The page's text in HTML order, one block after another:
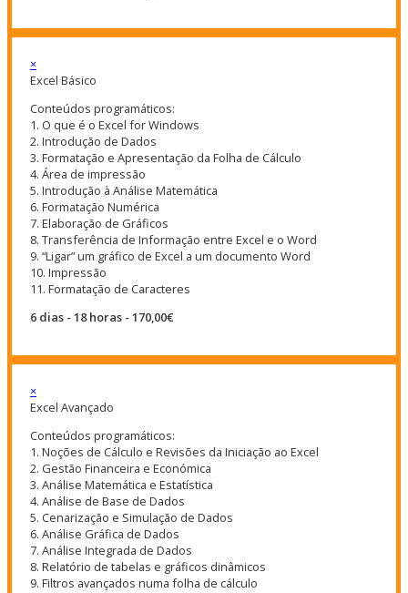
×
Excel Básico
Conteúdos programáticos:
1. O que é o Excel for Windows
2. Introdução de Dados
3. Formatação e Apresentação da Folha de Cálculo
4. Área de impressão
5. Introdução à Análise Matemática
6. Formatação Numérica
7. Elaboração de Gráficos
8. Transferência de Informação entre Excel e o Word
9. “Ligar” um gráfico de Excel a um documento Word
10. Impressão
11. Formatação de Caracteres
6 dias - 18 horas - 170,00€
×
Excel Avançado
Conteúdos programáticos:
1. Noções de Cálculo e Revisões da Iniciação ao Excel
2. Gestão Financeira e Económica
3. Análise Matemática e Estatística
4. Análise de Base de Dados
5. Cenarização e Simulação de Dados
6. Análise Gráfica de Dados
7. Análise Integrada de Dados
8. Relatório de tabelas e gráficos dinâmicos
9. Filtros avançados numa folha de cálculo